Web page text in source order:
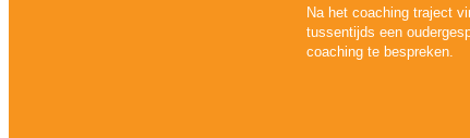
Na het coaching traject
tussentijds een
coaching te bespreken.